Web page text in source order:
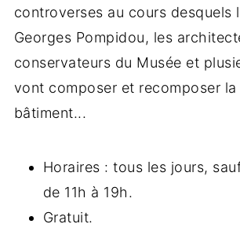
controverses au cours desquels
Georges Pompidou, les
conservateurs du Musée et
vont composer et recomposer
bâtiment...
Horaires : tous les jours,
de 11h à 19h.
Gratuit.